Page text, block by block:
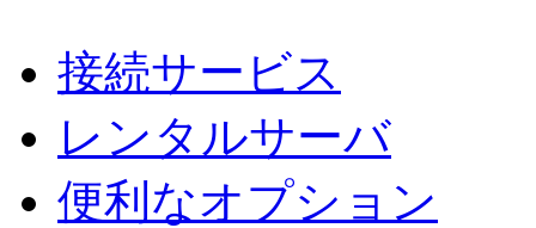
接続サービス
レンタルサーバ
便利なオプション